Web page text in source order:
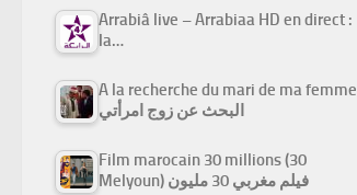
Arrabiâ live – Arrabiaa HD en direct :
la…
A la recherche du mari de ma femme
البحث عن زوج امرأتي
Film marocain 30 millions (30
Melyoun) فيلم مغربي 30 مليون